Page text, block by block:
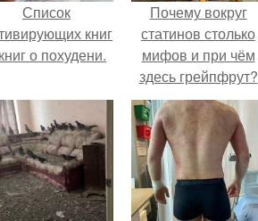
Список
книг
о похудени.
Почему вокруг
статинов столько
мифов и при чём
здесь грейпфрут?